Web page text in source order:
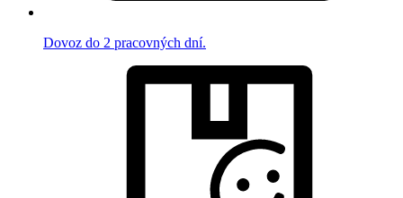
Dovoz do 2 pracovných dní.